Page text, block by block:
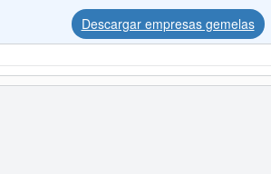
Descargar empresas gemelas